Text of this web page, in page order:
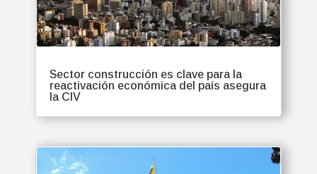
Sector construcción es clave para la
reactivación económica del país asegura
la CIV